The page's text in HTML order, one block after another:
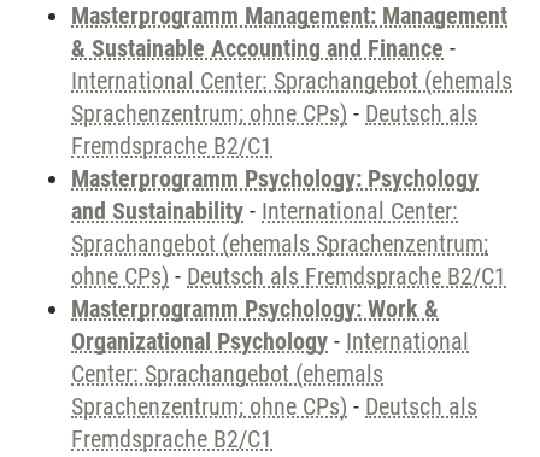
Masterprogramm Management: Management
& Sustainable Accounting and Finance -
International Center: Sprachangebot (ehemals
Sprachenzentrum; ohne CPs) - Deutsch als
Fremdsprache B2/C1
Masterprogramm Psychology: Psychology
and Sustainability - International Center:
Sprachangebot (ehemals Sprachenzentrum;
ohne CPs) - Deutsch als Fremdsprache B2/C1
Masterprogramm Psychology: Work &
Organizational Psychology - International
Center: Sprachangebot (ehemals
Sprachenzentrum; ohne CPs) - Deutsch als
Fremdsprache B2/C1